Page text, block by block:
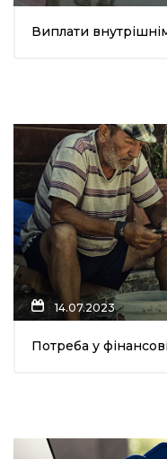
Виплати
14.07.2023
Потреба у